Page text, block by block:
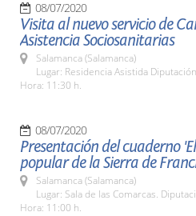
08/07/2020
Visita al nuevo servicio de
Asistencia Sociosanitarias
Salamanca (Salamanca)
Lugar: Residencia Asistida Diputación
Hora: 11:30 h.
08/07/2020
Presentación del cuaderno
popular de la Sierra de
Salamanca (Salamanca)
Lugar: Sala de las Comarcas.
Hora: 11:00 h.